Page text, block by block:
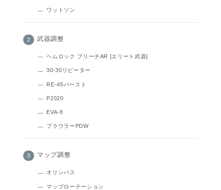
ワットソン
武器調整
ヘムロック ブリーチAR [エリート武器]
30-30リピーター
RE-45バースト
P2020
EVA-8
プラウラーPDW
マップ調整
オリンパス
マップローテーション